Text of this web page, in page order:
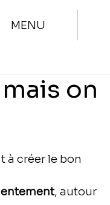
MENU
on
à créer le bon
, autour